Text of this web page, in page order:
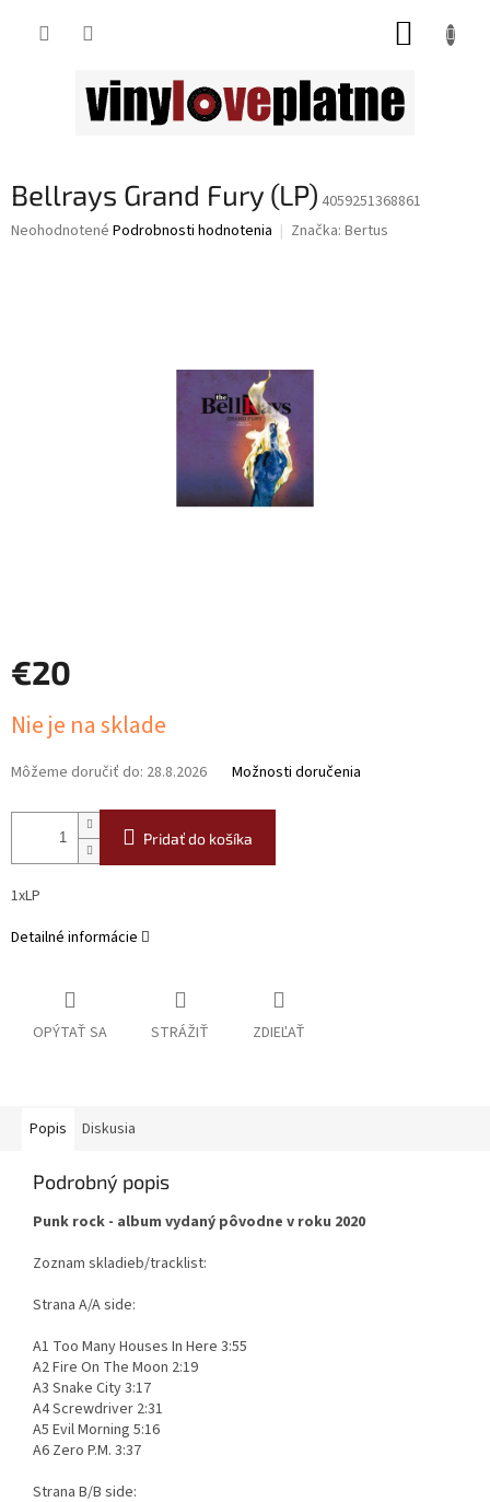
Bellrays Grand Fury (LP) 4059251368861
Priemerné
Neohodnotené Podrobnosti hodnotenia Značka: Bertus
€20
cena:
Nie je na sklade
Môžeme doručiť do: 28.8.2026 Možnosti doručenia
Pridať do košíka
1xLP
Detailné informácie
OPÝTAŤ SA STRÁŽIŤ ZDIEĽAŤ
Popis Diskusia
Podrobný popis
Punk rock - album vydaný pôvodne v roku 2020
Zoznam skladieb/tracklist:
Strana A/A side:
A1 Too Many Houses In Here 3:55
A2 Fire On The Moon 2:19
A3 Snake City 3:17
A4 Screwdriver 2:31
A5 Evil Morning 5:16
A6 Zero P.M. 3:37
Strana B/B side: